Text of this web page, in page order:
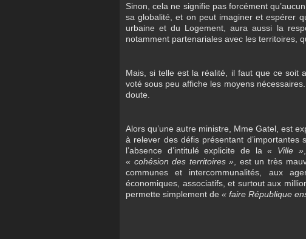
Sinon, cela ne signifie pas forcément
sa globalité, et on peut imaginer et espérer
urbaine et du Logement, aura aussi la
notamment partenariales avec les territoires,
Mais, si telle est la réalité, il faut que ce soit
voté sous peu affiche les moyens
doute.
Alors qu’une autre ministre, Mme Gatel, est
à relever des défis présentant d’importantes
l’absence d’intitulé explicite de la« Ville »
« cohésion des territoires » , est un très
communes et intercommunalités, aux
économiques, associatifs, et surtout aux
permette simplement de « faire République